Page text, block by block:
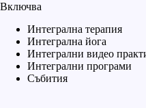
Включва
Интегрална терапия
Интегрална йога
Интегрални видео
Интегрални програми
Събития